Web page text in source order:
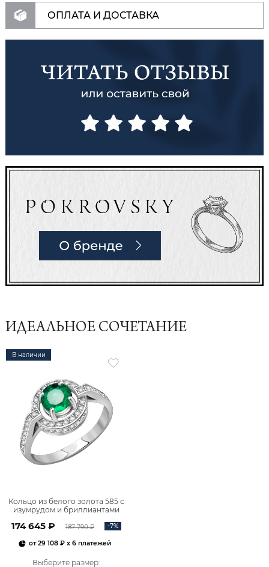
ОПЛАТА И ДОСТАВКА
ИДЕАЛЬНОЕ СОЧЕТАНИЕ
В наличии
Кольцо из белого золота 585 с
изумрудом и бриллиантами
174 645 ₽ 187 790 ₽ -7%
от29 108 ₽ x 6 платежей
Выберите размер: